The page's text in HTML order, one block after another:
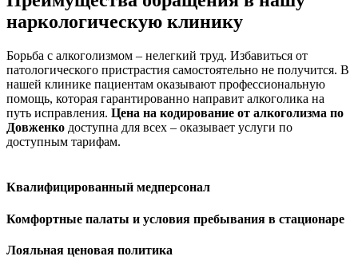
наркологическую клинику
Борьба с алкоголизмом – нелегкий труд. Избавиться от
патологического пристрастия самостоятельно не получится. В
нашей клинике пациентам оказывают профессиональную
помощь, которая гарантированно направит алкоголика на
путь исправления. Цена на кодирование от алкоголизма по
Довженко доступна для всех – оказывает услуги по
доступным тарифам.
Квалифицированный медперсонал
Комфортные палаты и условия пребывания в стационаре
Лояльная ценовая политика